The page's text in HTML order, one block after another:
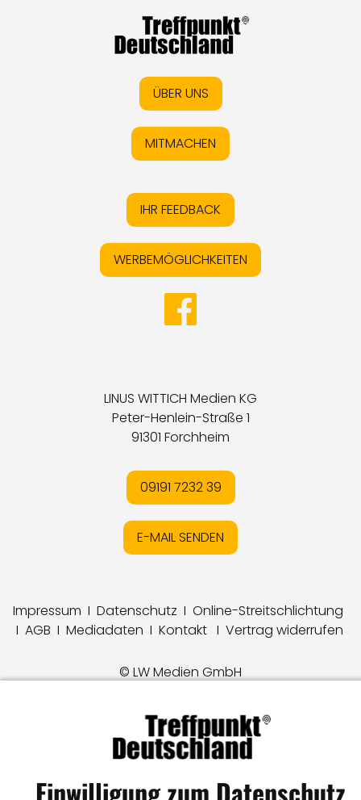
ÜBER UNS
MITMACHEN
IHR FEEDBACK
WERBEMÖGLICHKEITEN
LINUS WITTICH Medien KG
Peter-Henlein-Straße 1
91301 Forchheim
09191 7232 39
E-MAIL SENDEN
Impressum I Datenschutz I Online-Streitschlichtung
I AGB I Mediadaten I Kontakt I Vertrag widerrufen
© LW Medien GmbH
Einwilligung zum Datenschutz